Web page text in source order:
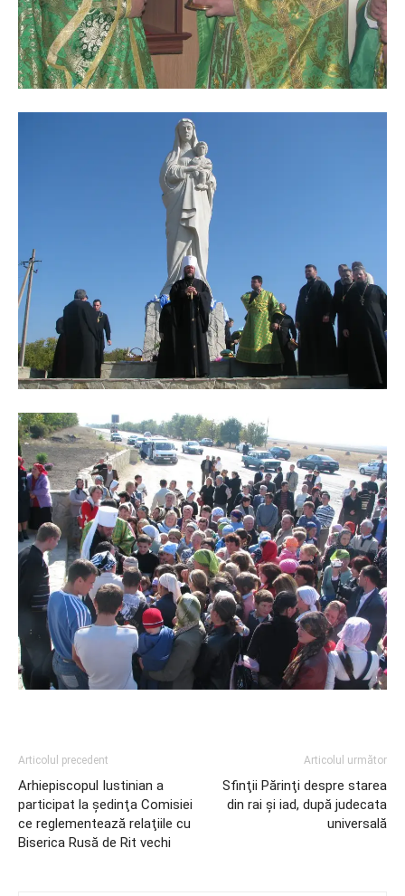
Articolul precedent
Arhiepiscopul Iustinian a
participat la şedinţa Comisiei
ce reglementează relaţiile cu
Biserica Rusă de Rit vechi
Articolul următor
Sfinţii Părinţi despre starea
din rai şi iad, după judecata
univer­sală